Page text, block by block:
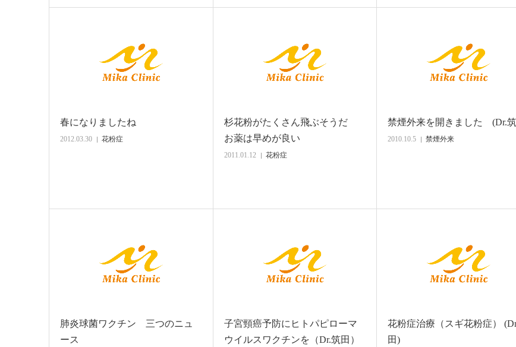
春になりましたね
2012.03.30 花粉症
杉花粉がたくさん飛ぶそうだ
お薬は早めが良い
2011.01.12 花粉症
禁煙外来を開きました (Dr.
2010.10.5 禁煙外来
肺炎球菌ワクチン 三つのニュ
ース
子宮頸癌予防にヒトパピローマ
ウイルスワクチンを（Dr.筑田）
花粉症治療（スギ花粉症）
田)